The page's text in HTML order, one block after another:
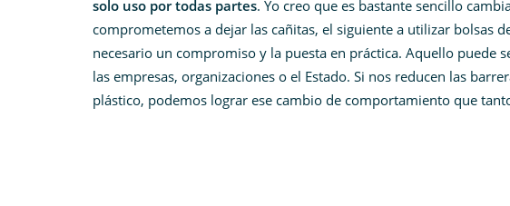
solo uso por todas partes. Yo creo que es bastante sencillo
comprometemos a dejar las cañitas, el siguiente a utilizar bolsas
necesario un compromiso y la puesta en práctica. Aquello puede
las empresas, organizaciones o el Estado. Si nos reducen las
plástico, podemos lograr ese cambio de comportamiento que